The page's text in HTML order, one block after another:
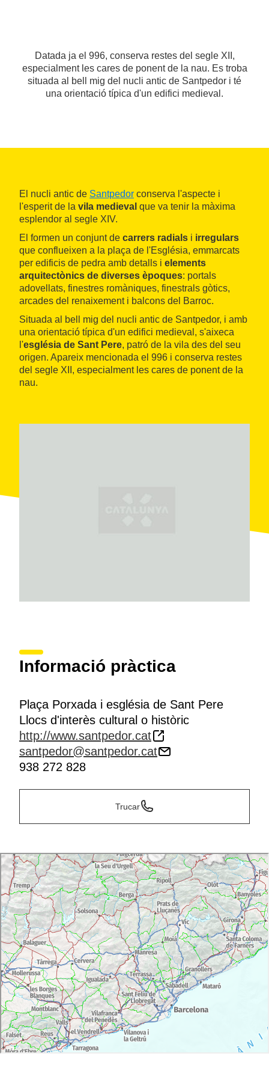
Datada ja el 996, conserva restes del segle XII,
especialment les cares de ponent de la nau. Es troba
situada al bell mig del nucli antic de Santpedor i té
una orientació típica d'un edifici medieval.
El nucli antic de Santpedor conserva l'aspecte i
l'esperit de la vila medieval que va tenir la màxima
esplendor al segle XIV.
El formen un conjunt de carrers radials i irregulars
que conflueixen a la plaça de l'Església, emmarcats
per edificis de pedra amb detalls i elements
arquitectònics de diverses èpoques: portals
adovellats, finestres romàniques, finestrals gòtics,
arcades del renaixement i balcons del Barroc.
Situada al bell mig del nucli antic de Santpedor, i amb
una orientació típica d'un edifici medieval, s'aixeca
l'església de Sant Pere, patró de la vila des del seu
origen. Apareix mencionada el 996 i conserva restes
del segle XII, especialment les cares de ponent de la
nau.
Informació pràctica
Plaça Porxada i església de Sant Pere
Llocs d'interès cultural o històric
http://www.santpedor.cat
santpedor@santpedor.cat
938 272 828
Trucar